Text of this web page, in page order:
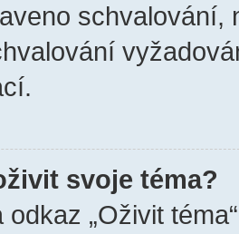
schvalování,
svoje téma?
„Oživit